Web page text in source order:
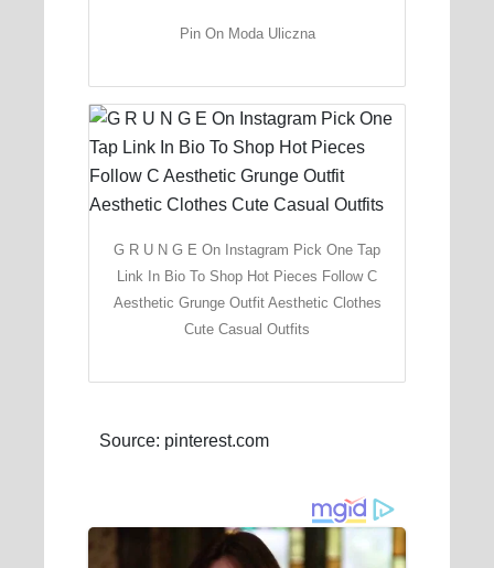
Pin On Moda Uliczna
G R U N G E On Instagram Pick One Tap
Link In Bio To Shop Hot Pieces Follow C
Aesthetic Grunge Outfit Aesthetic Clothes
Cute Casual Outfits
Source: pinterest.com